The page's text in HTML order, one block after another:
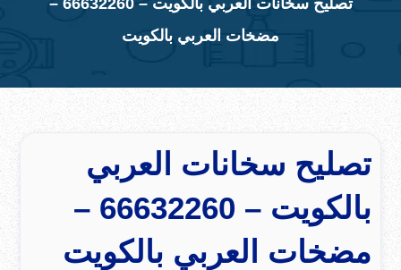
تصليح سخانات العربي بالكويت – 66632260 –
مضخات العربي بالكويت
تصليح سخانات العربي
بالكويت – 66632260 –
مضخات العربي بالكويت